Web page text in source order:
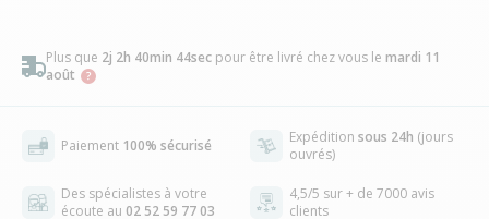
Plus que 2j 2h 40min 44sec pour être livré chez vous le mardi 11
août
Paiement 100% sécurisé Expédition sous 24h (jours
ouvrés)
Des spécialistes à votre
écoute au 02 52 59 77 03
4,5/5 sur + de 7000 avis
clients